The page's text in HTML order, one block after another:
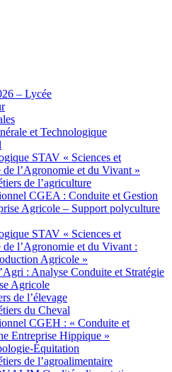
– Lycée
et Technologique
STAV « Sciences et
de l’Agronomie et du Vivant »
de l’agriculture
CGEA : Conduite et Gestion
Agricole – Support polyculture
STAV « Sciences et
de l’Agronomie et du Vivant :
Agricole »
: Analyse Conduite et Stratégie
Agricole
de l’élevage
du Cheval
CGEH : « Conduite et
Entreprise Hippique »
Équitation
de l’agroalimentaire